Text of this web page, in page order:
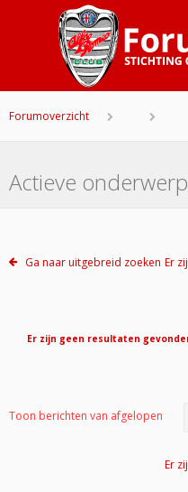
Forumoverzicht
Actieve
Ga naar uitgebreid zoeken Er
Er zijn geen resultaten
Toon berichten van afgelopen
Er